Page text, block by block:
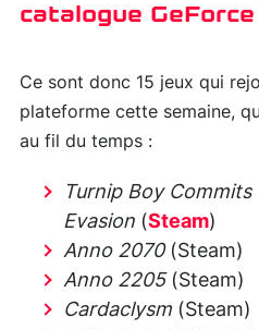
catalogue
Ce sont donc 15 jeux qui
plateforme cette semaine,
au fil du temps :
Turnip Boy Commits
Evasion (Steam
Anno 2070(Steam)
Anno 2205 (Steam)
Cardaclysm (Steam)